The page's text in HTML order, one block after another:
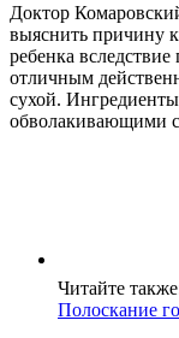
Доктор
выяснить причину
ребенка
отличным
сухой.
обволакивающими
Читайте
Полоскание